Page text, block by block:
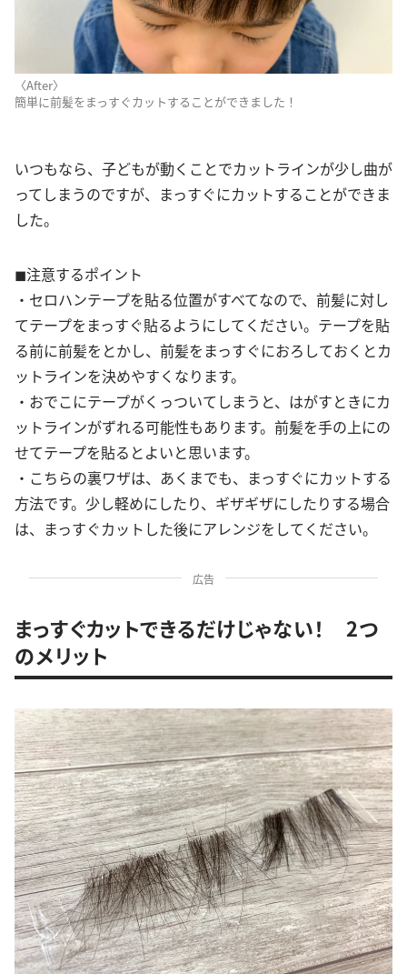
〈After〉
簡単に前髪をまっすぐカットすることができました！
いつもなら、子どもが動くことでカットラインが少し曲が
ってしまうのですが、まっすぐにカットすることができま
した。
◼︎注意するポイント
・セロハンテープを貼る位置がすべてなので、前髪に対し
てテープをまっすぐ貼るようにしてください。テープを貼
る前に前髪をとかし、前髪をまっすぐにおろしておくとカ
ットラインを決めやすくなります。
・おでこにテープがくっついてしまうと、はがすときにカ
ットラインがずれる可能性もあります。前髪を手の上にの
せてテープを貼るとよいと思います。
・こちらの裏ワザは、あくまでも、まっすぐにカットする
方法です。少し軽めにしたり、ギザギザにしたりする場合
は、まっすぐカットした後にアレンジをしてください。
広告
まっすぐカットできるだけじゃない！ 2つ
のメリット